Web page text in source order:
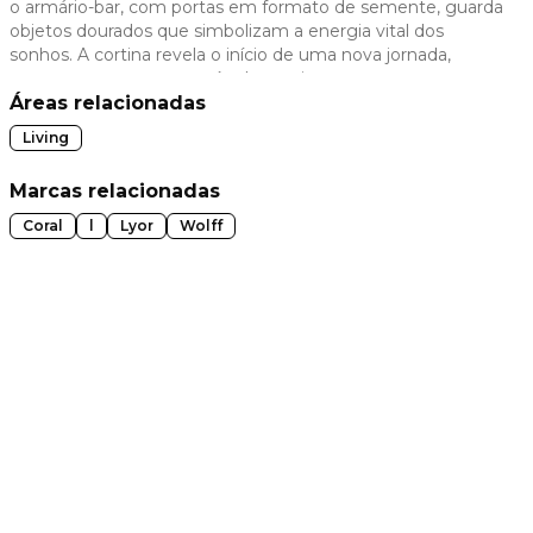
slide
slide
o armário-bar, com portas em formato de semente, guarda
objetos dourados que simbolizam a energia vital dos
sonhos. A cortina revela o início de uma nova jornada,
enquanto a mesa com cúpulas azuis remete ao momento
em que as ideias se tornam planos. Outro destaque é a
poltrona de Sérgio Rodrigues, que acolhe aquele que não
realizou seu sonho, em contraponto à obra de arte ao
um sinal de esperança.
Áreas relacionadas
Living
Marcas relacionadas
Coral Lyor Wolff